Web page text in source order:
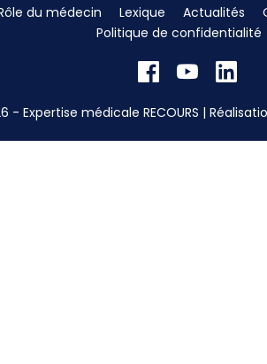
du médecin Lexique Actualités
Politique de confidentialité
- Expertise médicale RECOURS |